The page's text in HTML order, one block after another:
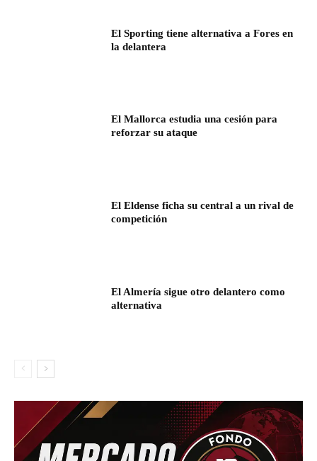
El Sporting tiene alternativa a Fores en
la delantera
El Mallorca estudia una cesión para
reforzar su ataque
El Eldense ficha su central a un rival de
competición
El Almería sigue otro delantero como
alternativa